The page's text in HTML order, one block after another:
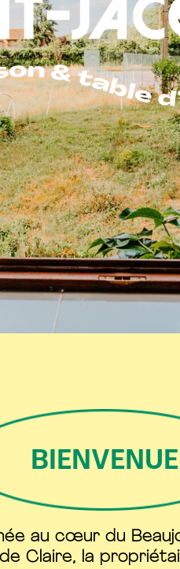
BIENVENUE
au cœur du
Claire, la